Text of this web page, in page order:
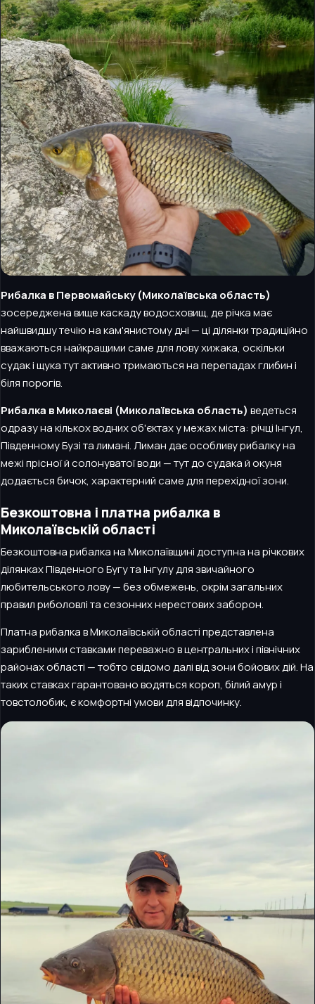
Рибалка в Первомайську (Миколаївська область)
зосереджена вище каскаду водосховищ, де річка має
найшвидшу течію на кам'янистому дні — ці ділянки традиційно
вважаються найкращими саме для лову хижака, оскільки
судак і щука тут активно тримаються на перепадах глибин і
біля порогів.
Рибалка в Миколаєві (Миколаївська область) ведеться
одразу на кількох водних об'єктах у межах міста: річці Інгул,
Південному Бузі та лимані. Лиман дає особливу рибалку на
межі прісної й солонуватої води — тут до судака й окуня
додається бичок, характерний саме для перехідної зони.
Безкоштовна і платна рибалка в
Миколаївській області
Безкоштовна рибалка на Миколаївщині доступна на річкових
ділянках Південного Бугу та Інгулу для звичайного
любительського лову — без обмежень, окрім загальних
правил риболовлі та сезонних нерестових заборон.
Платна рибалка в Миколаївській області представлена
зарибленими ставками переважно в центральних і північних
районах області — тобто свідомо далі від зони бойових дій. На
таких ставках гарантовано водяться короп, білий амур і
товстолобик, є комфортні умови для відпочинку.